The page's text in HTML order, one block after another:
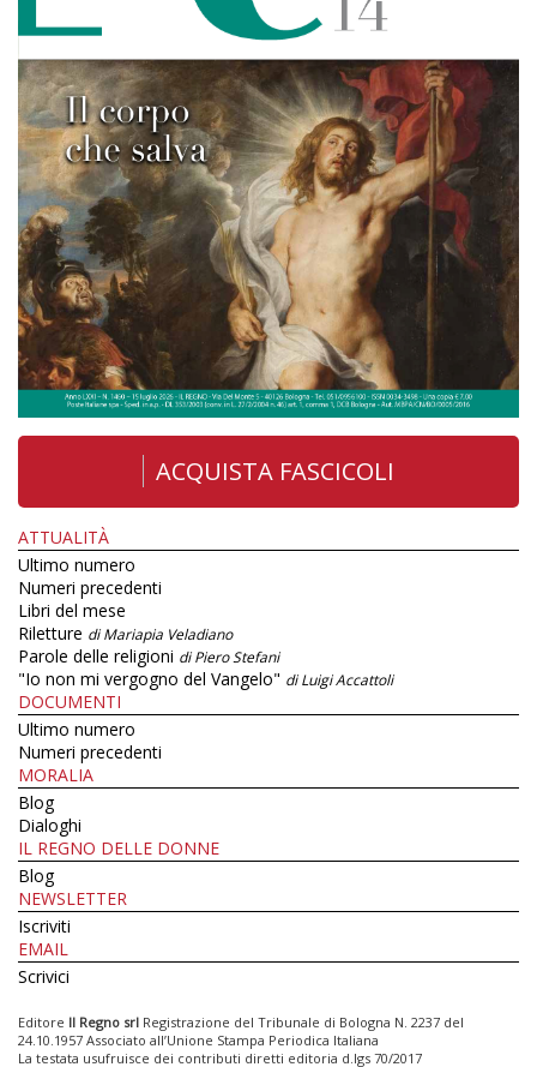
ACQUISTA FASCICOLI
ATTUALITÀ
Ultimo numero
Numeri precedenti
Libri del mese
Riletture di Mariapia Veladiano
Parole delle religioni di Piero Stefani
"Io non mi vergogno del Vangelo" di Luigi Accattoli
DOCUMENTI
Ultimo numero
Numeri precedenti
MORALIA
Blog
Dialoghi
IL REGNO DELLE DONNE
Blog
NEWSLETTER
Iscriviti
EMAIL
Scrivici
Editore Il Regno srl Registrazione del Tribunale di Bologna N. 2237 del
24.10.1957 Associato all’Unione Stampa Periodica Italiana
La testata usufruisce dei contributi diretti editoria d.lgs 70/2017